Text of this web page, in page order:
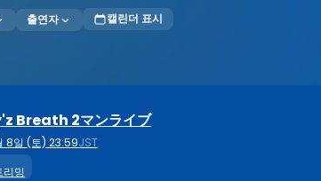
출연자 캘린더 표시
Breath 2マンライブ
8일 (토) 23:59JST
리밍